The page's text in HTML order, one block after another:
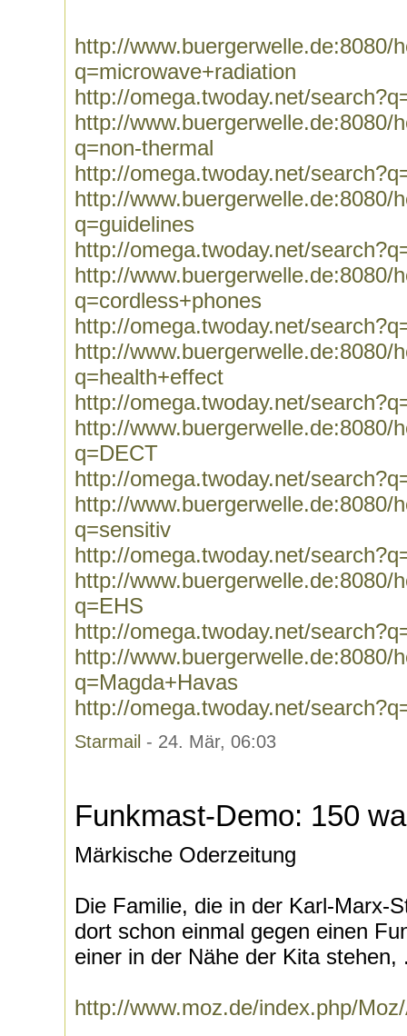
http://www.buergerwelle.de:8080/
q=microwave+radiation
http://omega.twoday.net/
http://www.buergerwelle.de:8080/
q=non-thermal
http://omega.twoday.net/
http://www.buergerwelle.de:8080/
q=guidelines
http://omega.twoday.net/
http://www.buergerwelle.de:8080/
q=cordless+phones
http://omega.twoday.net/
http://www.buergerwelle.de:8080/
q=health+effect
http://omega.twoday.net/
http://www.buergerwelle.de:8080/
q=DECT
http://omega.twoday.net/
http://www.buergerwelle.de:8080/
q=sensitiv
http://omega.twoday.net/
http://www.buergerwelle.de:8080/
q=EHS
http://omega.twoday.net/
http://www.buergerwelle.de:8080/
q=Magda+Havas
http://omega.twoday.net/
Starmail - 24. Mär, 06:03
Funkmast-Demo: 150
Märkische Oderzeitung
Die Familie, die in der Karl-Marx-
dort schon einmal gegen einen
einer in der Nähe der Kita stehen,
http://www.moz.de/index.php/